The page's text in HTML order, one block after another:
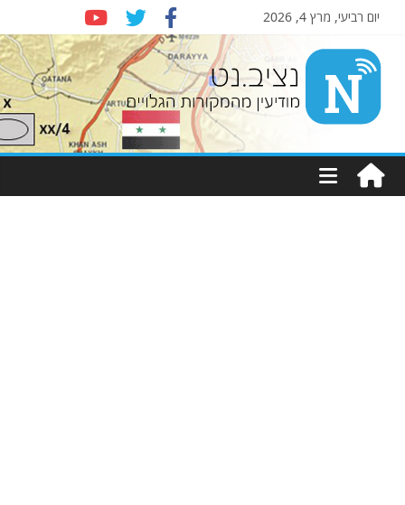
יום רביעי, מרץ 4, 2026
Nziv.net
מודיעין
מהמקורות